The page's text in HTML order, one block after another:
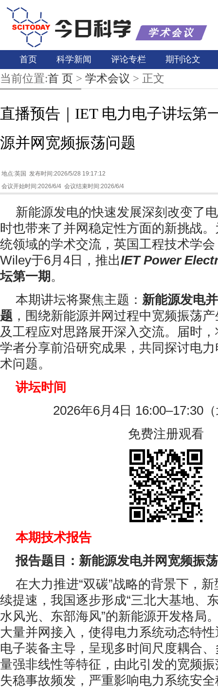
学术会议
首页 科学新闻 评论专栏 期刊论文
当前位置:首 页 > 学术会议 > 正文
直播预告｜IET 电力电子讲坛第
源并网宽频振荡问题
地点:英国 发布时间:2026/5/28 19:17:12
会议开始时间:2026/6/4 会议结束时间:2026/6/4
新能源发电的快速发展深刻改变了
时也带来了并网稳定性方面的新挑战
统领域的学术交流，英国工程技术学
Wiley于6月4日，推出IET Power
坛第一期 。
本期讲坛将聚焦主题： 新能源发电
题 ，围绕新能源并网过程中宽频振荡
及工程应对思路展开深入交流。届时
学者分享前沿研究成果，共同探讨电
术问题。
讲坛时间
2026年6月4日 16:00–17:30
免费注册观看
本期技术报告
报告题目：新能源发电并网宽频振
在大力推进“双碳”战略的背景下，
续提速，我国逐步形成“三北大基地、
水风光、东部海风”的新能源开发格局
大量并网接入，使得电力系统动态特
电子装备主导，呈现多时间尺度耦合
量强非线性等特征，由此引发的宽频
失稳事故频发，严重影响电力系统安